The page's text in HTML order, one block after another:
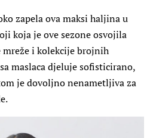
zapela ova maksi haljina u
koja je ove sezone osvojila
i kolekcije brojnih
maslaca djeluje sofisticirano,
je dovoljno nenametljiva za